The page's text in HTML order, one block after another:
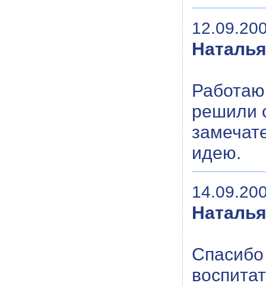
Наталья
решили
идею.
Наталья